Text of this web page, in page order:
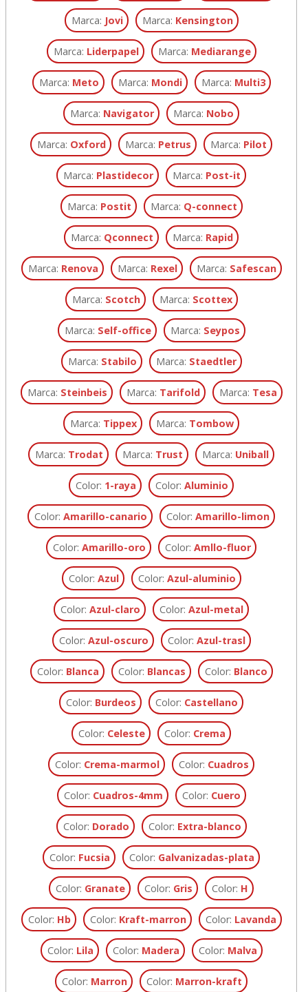
Marca: Jovi Marca: Kensington
Marca: Liderpapel Marca: Mediarange
Marca: Meto Marca: Mondi Marca: Multi3
Marca: Navigator Marca: Nobo
Marca: Oxford Marca: Petrus Marca: Pilot
Marca: Plastidecor Marca: Post-it
Marca: Postit Marca: Q-connect
Marca: Qconnect Marca: Rapid
Marca: Renova Marca: Rexel Marca: Safescan
Marca: Scotch Marca: Scottex
Marca: Self-office Marca: Seypos
Marca: Stabilo Marca: Staedtler
Marca: Steinbeis Marca: Tarifold Marca: Tesa
Marca: Tippex Marca: Tombow
Marca: Trodat Marca: Trust Marca: Uniball
Color: 1-raya Color:Aluminio
Color:Amarillo-canario Color:Amarillo-limon
Color:Amarillo-oro Color:Amllo-fluor
Color: Azul Color: Azul-aluminio
Color:Azul-claro Color:Azul-metal
Color: Azul-oscuro Color: Azul-trasl
Color: Blanca Color: Blancas Color: Blanco
Color: Burdeos Color: Castellano
Color: Celeste Color: Crema
Color: Crema-marmol Color: Cuadros
Color: Cuadros-4mm Color: Cuero
Color: Dorado Color: Extra-blanco
Color: Fucsia Color: Galvanizadas-plata
Color: Granate Color: Gris Color: H
Color: Hb Color: Kraft-marron Color: Lavanda
Color: Lila Color: Madera Color: Malva
Color: Marron Color: Marron-kraft